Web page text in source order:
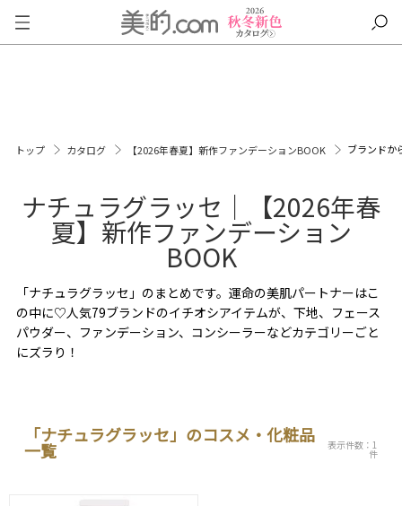
トップ カタログ 【2026年春夏】新作ファンデーションBOOK ブランドか
ナチュラグラッセ｜【2026年春
夏】新作ファンデーション
BOOK
「ナチュラグラッセ」のまとめです。運命の美肌パートナーはこ
の中に♡人気79ブランドのイチオシアイテムが、下地、フェース
パウダー、ファンデーション、コンシーラーなどカテゴリーごと
にズラり！
「ナチュラグラッセ」のコスメ・化粧品
一覧 表示件数：1
件